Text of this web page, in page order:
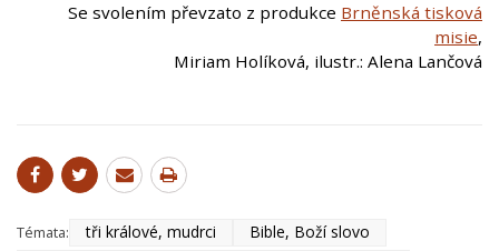
Se svolením převzato z produkce Brněnská tisková
misie,
Miriam Holíková, ilustr.: Alena Lančová
Témata: tři králové, mudrci
Bible, Boží slovo